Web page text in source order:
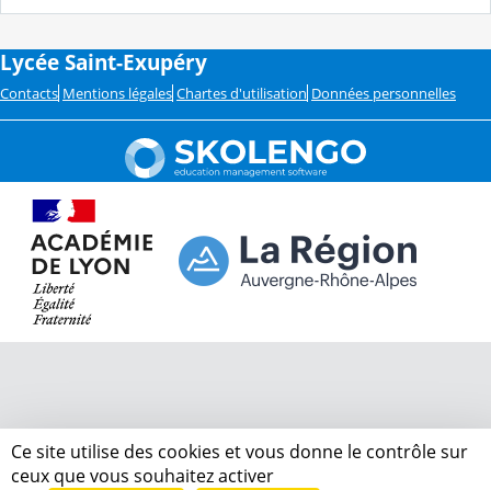
Lycée Saint-Exupéry
Contacts Mentions légales Chartes d'utilisation Données personnelles
Ce site utilise des cookies et vous donne le contrôle sur
ceux que vous souhaitez activer